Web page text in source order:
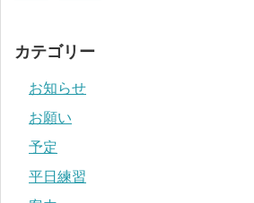
カテゴリー
お知らせ
お願い
予定
平日練習